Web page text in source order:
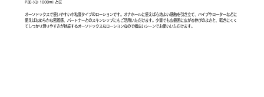
P3ﾛｰｼｮﾝ 1000ml とは
オーソドックスで使いやすい中粘度タイプのローションです。オナホールに使えば心地よい感触を引き立て、バイブやローターなどに
使えばなめらかな密着感、パートナーとのスキンシップにもご活用いただけます。少量でも広範囲に広がる伸びのよさと、乾きにくく
てしっかり滑りやすさが持続するオーソドックスなローションなので幅広いシーンでお使いいただけます。